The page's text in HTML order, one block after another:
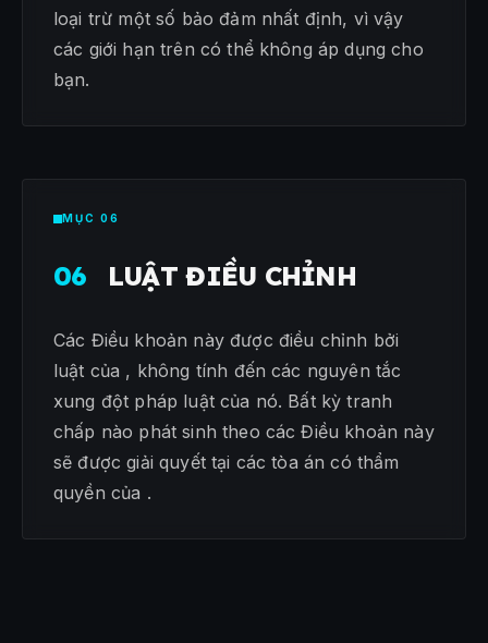
loại trừ một số bảo đảm nhất định, vì vậy
các giới hạn trên có thể không áp dụng cho
bạn.
MỤC 06
06 LUẬT ĐIỀU CHỈNH
Các Điều khoản này được điều chỉnh bởi
luật của , không tính đến các nguyên tắc
xung đột pháp luật của nó. Bất kỳ tranh
chấp nào phát sinh theo các Điều khoản này
sẽ được giải quyết tại các tòa án có thẩm
quyền của .